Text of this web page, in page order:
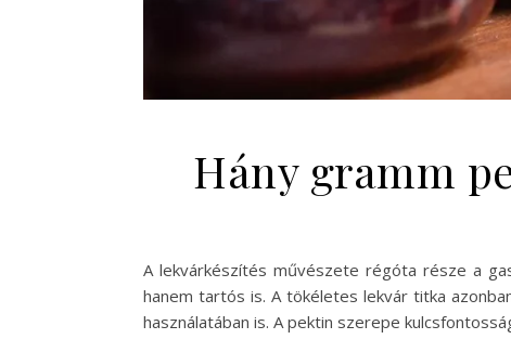
Hány gramm
A lekvárkészítés művészete régóta része a
hanem tartós is. A tökéletes lekvár titka
használatában is. A pektin szerepe